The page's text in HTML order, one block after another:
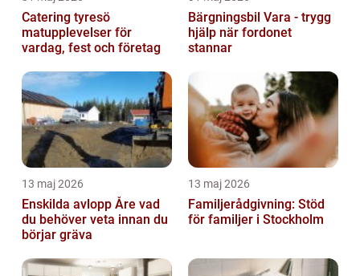
Catering tyresö
matupplevelser för
vardag, fest och företag
Bärgningsbil Vara - trygg
hjälp när fordonet
stannar
13 maj 2026
Enskilda avlopp Åre vad
du behöver veta innan du
börjar gräva
13 maj 2026
Familjerådgivning: Stöd
för familjer i Stockholm